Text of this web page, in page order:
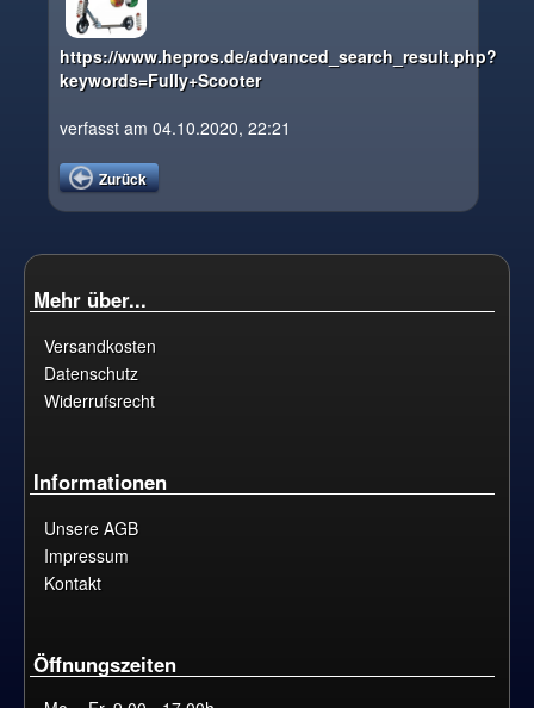
https://www.hepros.de/advanced_search_result.php?
keywords=Fully+Scooter
verfasst am 04.10.2020, 22:21
Zurück
Mehr über...
Versandkosten
Datenschutz
Widerrufsrecht
Informationen
Unsere AGB
Impressum
Kontakt
Öffnungszeiten